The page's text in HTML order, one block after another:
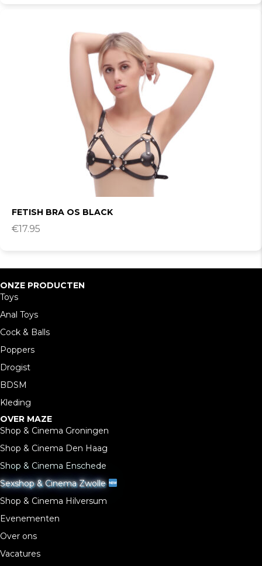
FETISH BRA OS BLACK
€17.95
ONZE PRODUCTEN
Toys
Anal Toys
Cock & Balls
Poppers
Drogist
BDSM
Kleding
OVER MAZE
Shop & Cinema Groningen
Shop & Cinema Den Haag
Shop & Cinema Enschede
Sexshop & Cinema Zwolle
Shop & Cinema Hilversum
Evenementen
Over ons
Vacatures